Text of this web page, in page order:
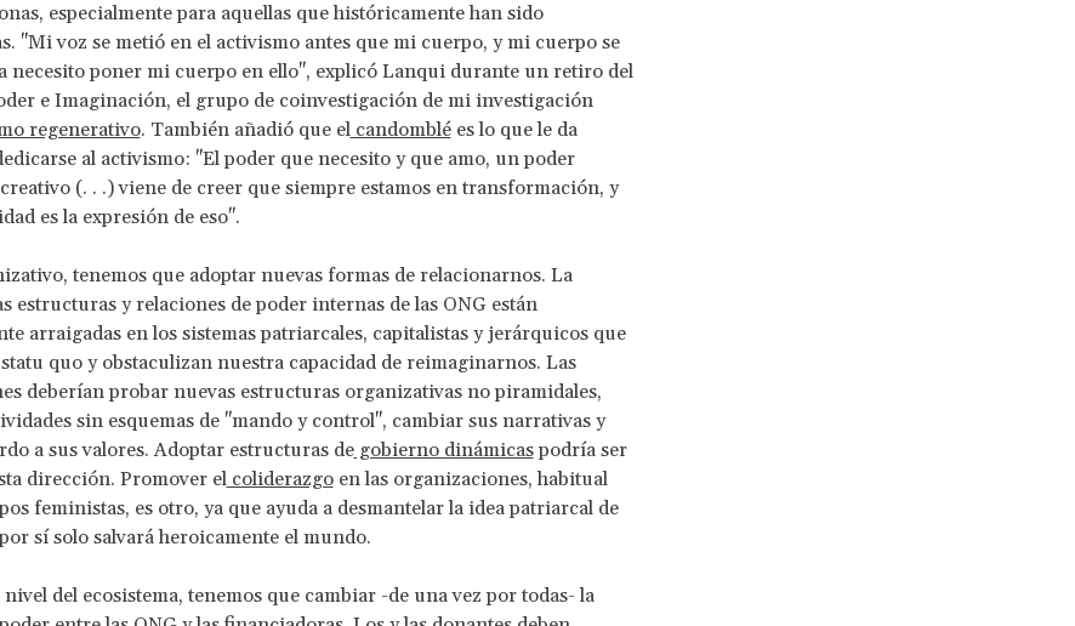
especialmente para aquellas que históricamente han sido
"Mi voz se metió en el activismo antes que mi cuerpo, y mi cuerpo se
necesito poner mi cuerpo en ello", explicó Lanqui durante un retiro del
e Imaginación, el grupo de coinvestigación de mi investigación
regenerativo. También añadió que elcandomblées lo que le da
al activismo: "El poder que necesito y que amo, un poder
(. . .) viene de creer que siempre estamos en transformación, y
es la expresión de eso".
tenemos que adoptar nuevas formas de relacionarnos. La
estructuras y relaciones de poder internas de las ONG están
arraigadas en los sistemas patriarcales, capitalistas y jerárquicos que
quo y obstaculizan nuestra capacidad de reimaginarnos. Las
deberían probar nuevas estructuras organizativas no piramidales,
sin esquemas de "mando y control", cambiar sus narrativas y
a sus valores. Adoptar estructuras degobierno dinámicaspodría ser
dirección. Promover elcoliderazgoen las organizaciones, habitual
feministas, es otro, ya que ayuda a desmantelar la idea patriarcal de
sí solo salvará heroicamente el mundo.
del ecosistema, tenemos que cambiar -de una vez por todas- la